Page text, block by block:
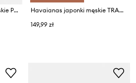
Tommy Hilfiger japonki męskie PATCH PRINT HIFIGER BEACH SANDAL
Havaianas japonki męskie TRACK PLUS
149,99 zł